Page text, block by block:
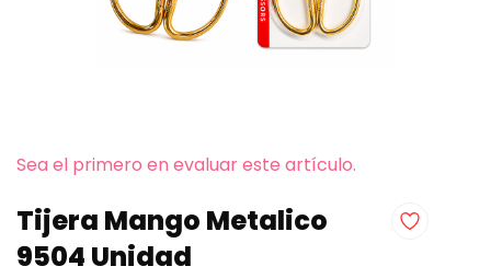
Sea el primero en evaluar este artículo.
Tijera Mango Metalico
9504 Unidad